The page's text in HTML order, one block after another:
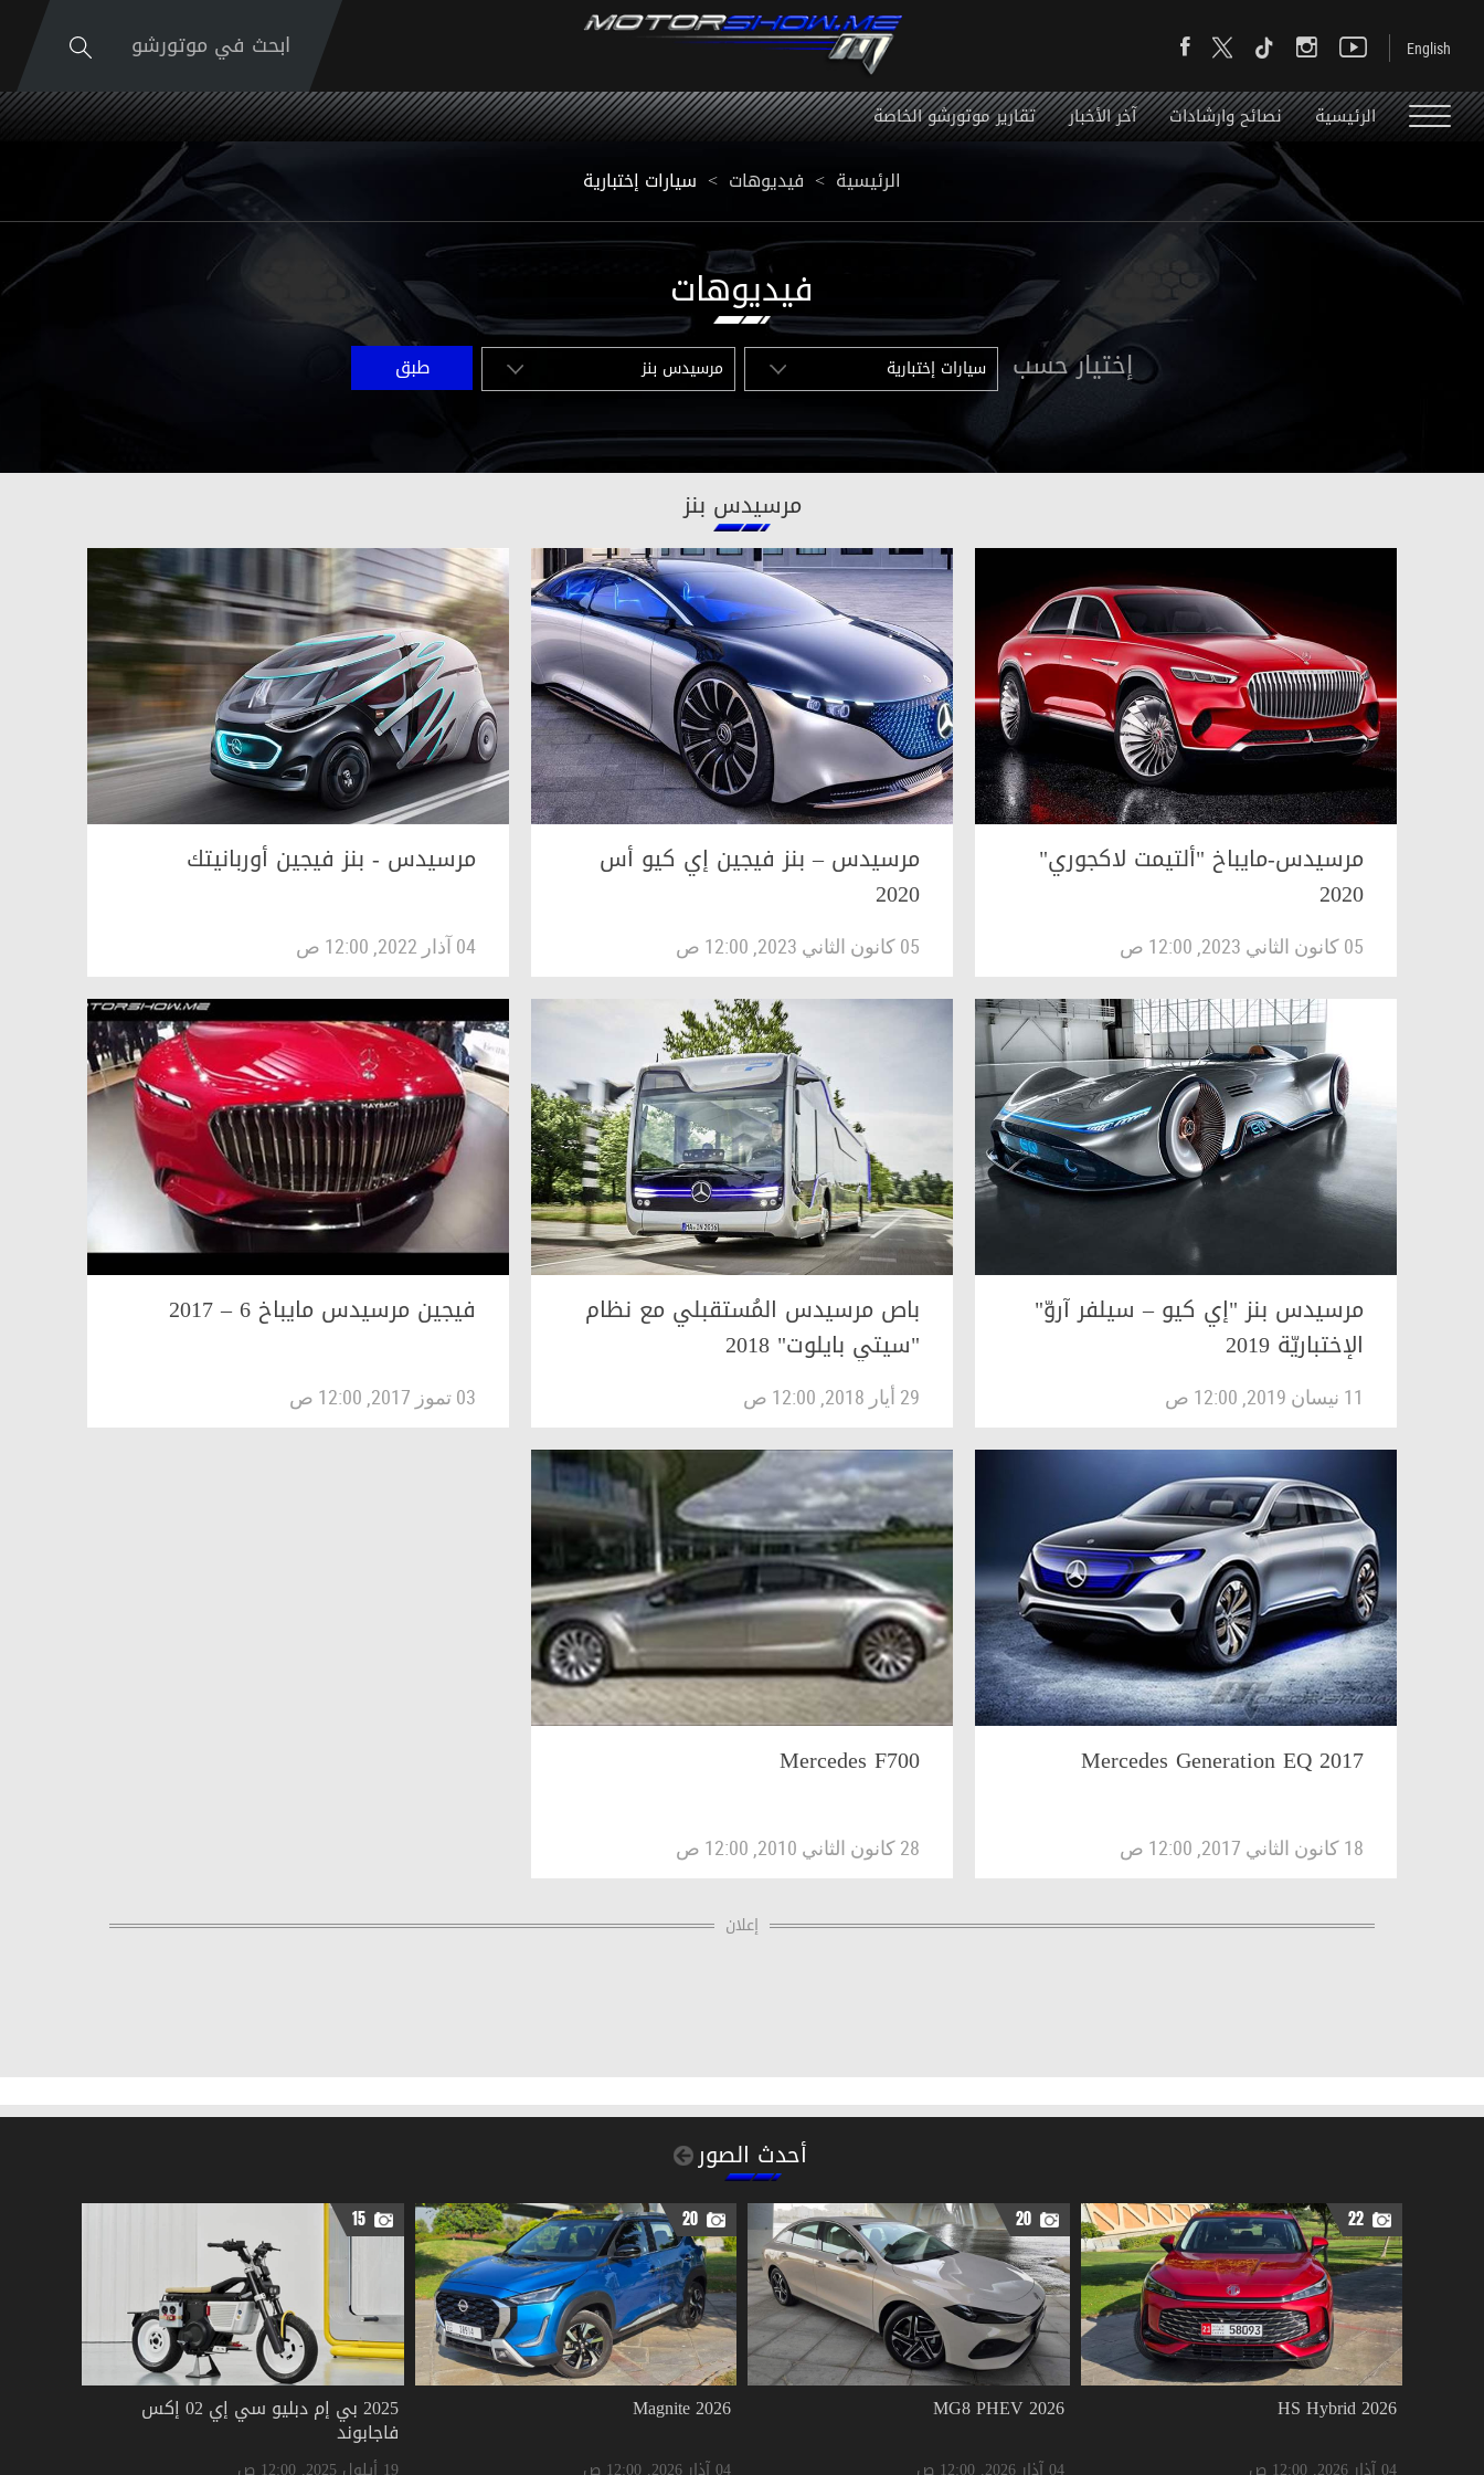
ابحث في موتورشو
الرئيسية نصائح وارشادات آخر الأخبار تقارير موتورشو الخاصة
الرئيسية < فيديوهات < سيارات إختبارية
فيديوهات
إختيار حسب
مرسيدس بنز
مرسيدس-مايباخ "ألتيمت لاكجوري"
2020
05 كانون الثاني 2023, 12:00 ص
مرسيدس – بنز فيجين إي كيو أس
2020
05 كانون الثاني 2023, 12:00 ص
مرسيدس - بنز فيجين أوربانيتك
04 آذار 2022, 12:00 ص
مرسيدس بنز "إي كيو – سيلفر آروّ"
الإختباريّة 2019
11 نيسان 2019, 12:00 ص
باص مرسيدس المُستقبلي مع نظام
"سيتي بايلوت" 2018
29 أيار 2018, 12:00 ص
فيجين مرسيدس مايباخ 6 – 2017
03 تموز 2017, 12:00 ص
Mercedes Generation EQ 2017
18 كانون الثاني 2017, 12:00 ص
Mercedes F700
28 كانون الثاني 2010, 12:00 ص
إعلان
أحدث الصور
22
2026 HS Hybrid
20
2026 MG8 PHEV
20
2026 Magnite
15
2025 بي إم دبليو سي إي 02 إكس
فاجابوند